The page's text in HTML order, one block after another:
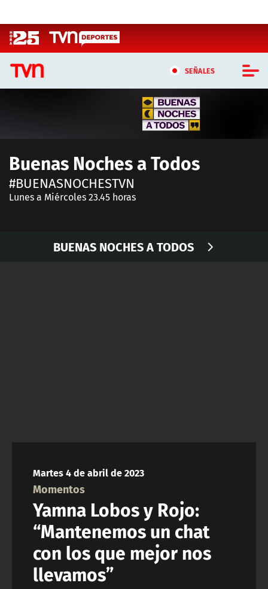
SEÑALES
TVN VERTICAL
TVN PLAY
TELESERIES
Buenas Noches a Todos
#BUENASNOCHESTVN
Lunes a Miércoles 23.45 horas
BUENAS NOCHES A TODOS
Martes 4 de abril de 2023
Momentos
Yamna Lobos y Rojo:
“Mantenemos un chat
con los que mejor nos
llevamos”